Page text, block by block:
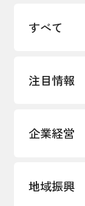
すべて
注目情報
企業経営
創業
地域振興